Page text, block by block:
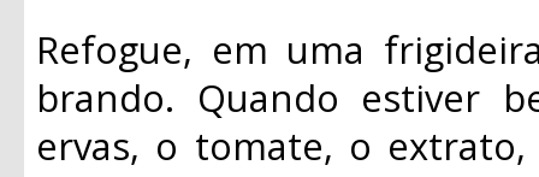
Refogue, em uma
brando. Quando estiver
ervas, o tomate, o